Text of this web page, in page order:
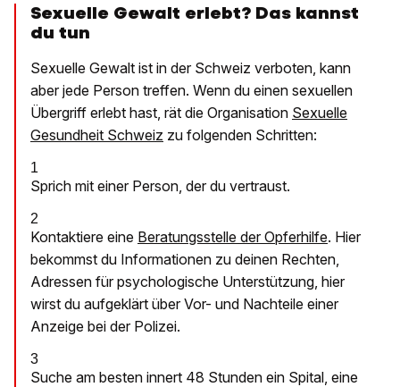
Sexuelle Gewalt erlebt? Das kannst
du tun
Sexuelle Gewalt ist in der Schweiz verboten, kann
aber jede Person treffen. Wenn du einen sexuellen
Übergriff erlebt hast, rät die Organisation Sexuelle
Gesundheit Schweiz zu folgenden Schritten:
1
Sprich mit einer Person, der du vertraust.
2
Kontaktiere eine Beratungsstelle der Opferhilfe. Hier
bekommst du Informationen zu deinen Rechten,
Adressen für psychologische Unterstützung, hier
wirst du aufgeklärt über Vor- und Nachteile einer
Anzeige bei der Polizei.
3
Suche am besten innert 48 Stunden ein Spital, eine